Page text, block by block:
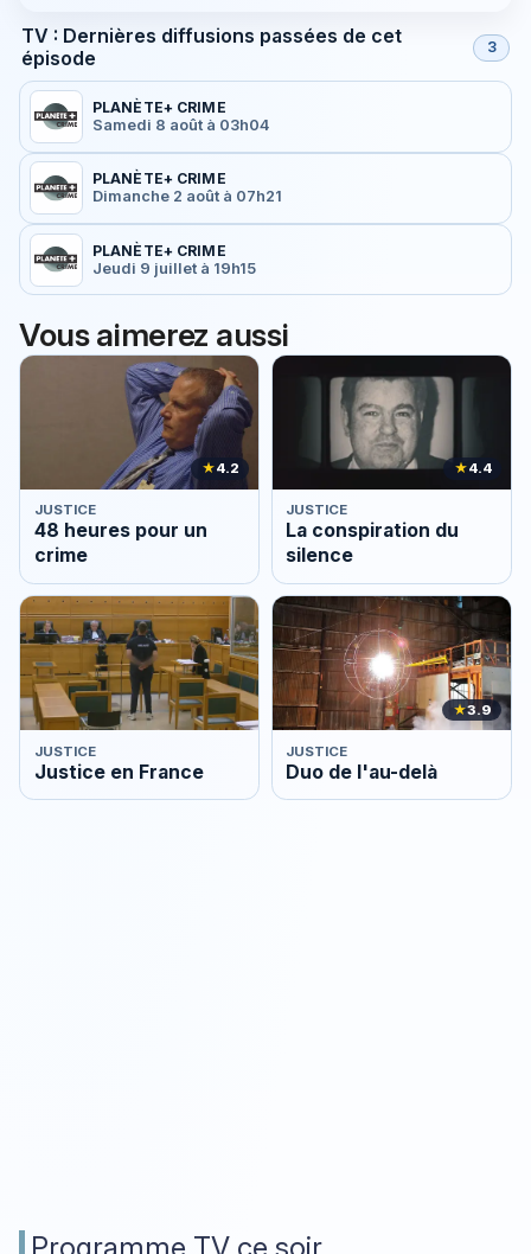
TV : Dernières diffusions passées de cet
épisode
3
PLANÈTE+ CRIME
Samedi 8 août à 03h04
PLANÈTE+ CRIME
Dimanche 2 août à 07h21
PLANÈTE+ CRIME
Jeudi 9 juillet à 19h15
Vous aimerez aussi
★4.2
JUSTICE
48 heures pour un
crime
★4.4
JUSTICE
La conspiration du
silence
JUSTICE
Justice en France
★3.9
JUSTICE
Duo de l'au-delà